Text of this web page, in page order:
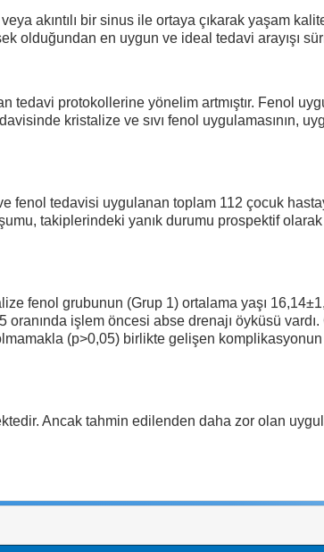
akıntılı bir sinus ile ortaya çıkarak yaşam
olduğundan en uygun ve ideal tedavi arayışı
protokollerine yönelim artmıştır. Fenol
kristalize ve sıvı fenol uygulamasının,
fenol tedavisi uygulanan toplam 112 çocuk
takiplerindeki yanık durumu prospektif
fenol grubunun (Grup 1) ortalama yaşı
işlem öncesi abse drenajı öyküsü vardı.
(p>0,05) birlikte gelişen komplikasyonun
Ancak tahmin edilenden daha zor olan